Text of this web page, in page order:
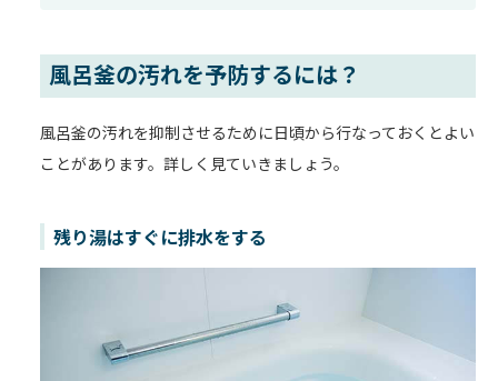
風呂釜の汚れを予防するには？
風呂釜の汚れを抑制させるために日頃から行なっておくとよい
ことがあります。詳しく見ていきましょう。
残り湯はすぐに排水をする